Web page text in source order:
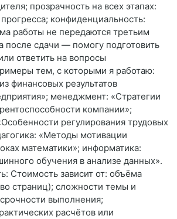
прозрачность на всех этапах:
конфиденциальность:
работы не передаются третьим
после сдачи — помогу подготовить
ответить на вопросы
тем, с которыми я работаю:
финансовых результатов
менеджмент: «Стратегии
компании»;
регулирования трудовых
«Методы мотивации
математики»; информатика:
обучения в анализе данных».
Стоимость зависит от: объёма
страниц); сложности темы и
выполнения;
расчётов или